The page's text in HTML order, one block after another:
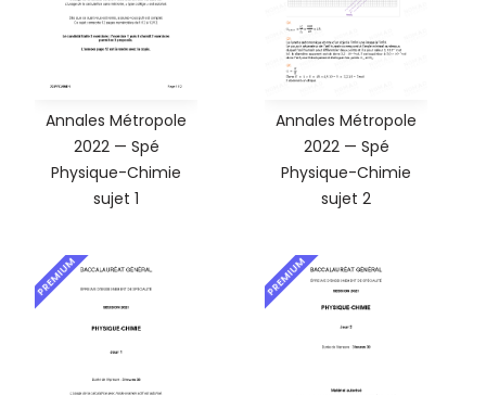
Annales Métropole
2022 — Spé
Physique-Chimie
sujet 1
Annales Métropole
2022 — Spé
Physique-Chimie
sujet 2
PREMIUM PREMIUM